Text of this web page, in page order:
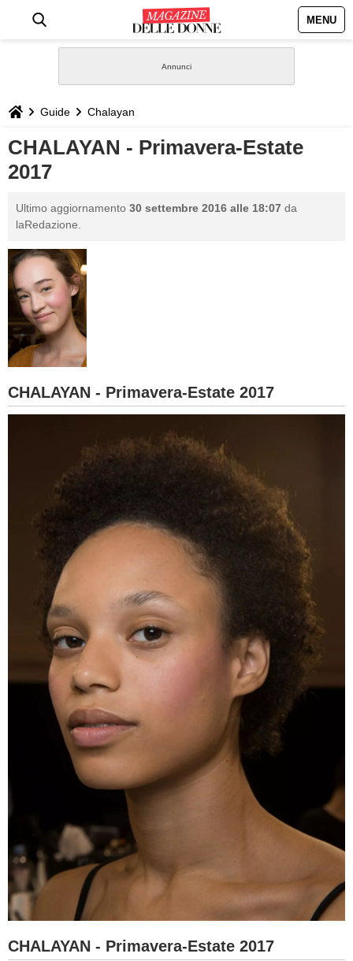
MENU
STILE
BIOGRAFIE
DEFINIZIONI
GASTRONOMIA
CAPELLI
SESSO
Guide Chalayan
CHALAYAN - Primavera-Estate
2017
Ultimo aggiornamento 30 settembre 2016 alle 18:07 da
laRedazione.
CHALAYAN - Primavera-Estate 2017
CHALAYAN - Primavera-Estate 2017